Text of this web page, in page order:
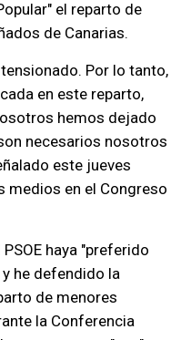
el reparto de
de Canarias.
Por lo tanto,
en este reparto,
hemos dejado
necesarios nosotros
este jueves
medios en el Congreso
haya "preferido
he defendido la
de menores
la Conferencia